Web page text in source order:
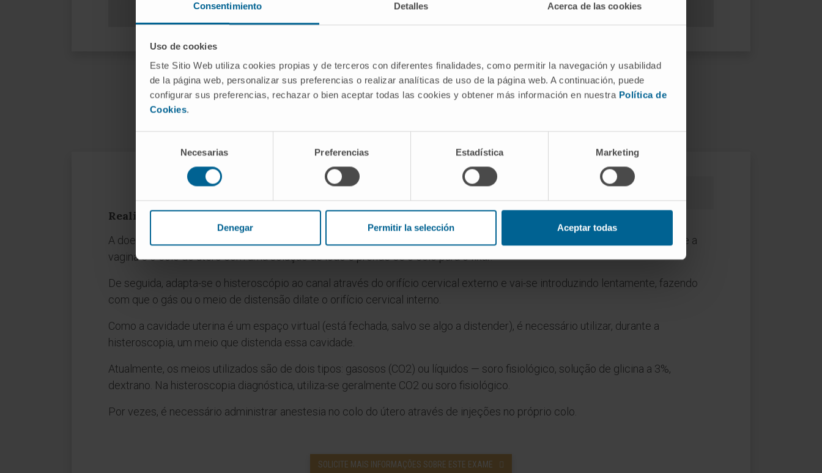
Consentimiento Detalles Acerca de las cookies
Uso de cookies
Este Sitio Web utiliza cookies propias y de terceros con diferentes finalidades, como permitir la navegación y usabilidad
de la página web, personalizar sus preferencias o realizar analíticas de uso de la página web. A continuación, puede
configurar sus preferencias, rechazar o bien aceptar todas las cookies y obtener más información en nuestra Política de
Cookies.
consentimiento
Necesarias Preferencias Estadística Marketing
Denegar Permitir la selección Aceptar todas
Como se realiza a histeroscopia?
Realização da histeroscopia
A doente deita-se em posição ginecológica e é colocado um espéculo para alargar a abertura vaginal. Em seguida, limpa-se a
vagina e o colo do útero com uma solução de iodo e prende-se o colo para o fixar.
De seguida, adapta-se o histeroscópio ao canal através do orifício cervical externo e vai-se introduzindo lentamente, fazendo
com que o gás ou o meio de distensão dilate o orifício cervical interno.
Como a cavidade uterina é um espaço virtual (está fechada, salvo se algo a distender), é necessário utilizar, durante a
histeroscopia, um meio que distenda essa cavidade.
Atualmente, os meios utilizados são de dois tipos: gasosos (CO2) ou líquidos — soro fisiológico, solução de glicina a 3%,
dextrano. Na histeroscopia diagnóstica, utiliza-se geralmente CO2 ou soro fisiológico.
Por vezes, é necessário administrar anestesia no colo do útero através de injeções no próprio colo.
SOLICITE MAIS INFORMAÇÕES SOBRE ESTE EXAME